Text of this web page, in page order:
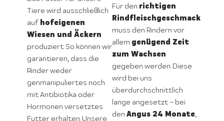
Tiere wird ausschließlich
auf hofeigenen
Wiesen und Äckern
produziert. So können wir
garantieren, dass die
Rinder weder
genmanipuliertes noch
mit Antibiotika oder
Hormonen versetztes
Futter erhalten. Unsere
Für den richtigen
Rindfleischgeschmack
muss den Rindern vor
allem genügend Zeit
zum Wachsen
gegeben werden. Diese
wird bei uns
überdurchschnittlich
lange angesetzt – bei
den Angus 24 Monate,